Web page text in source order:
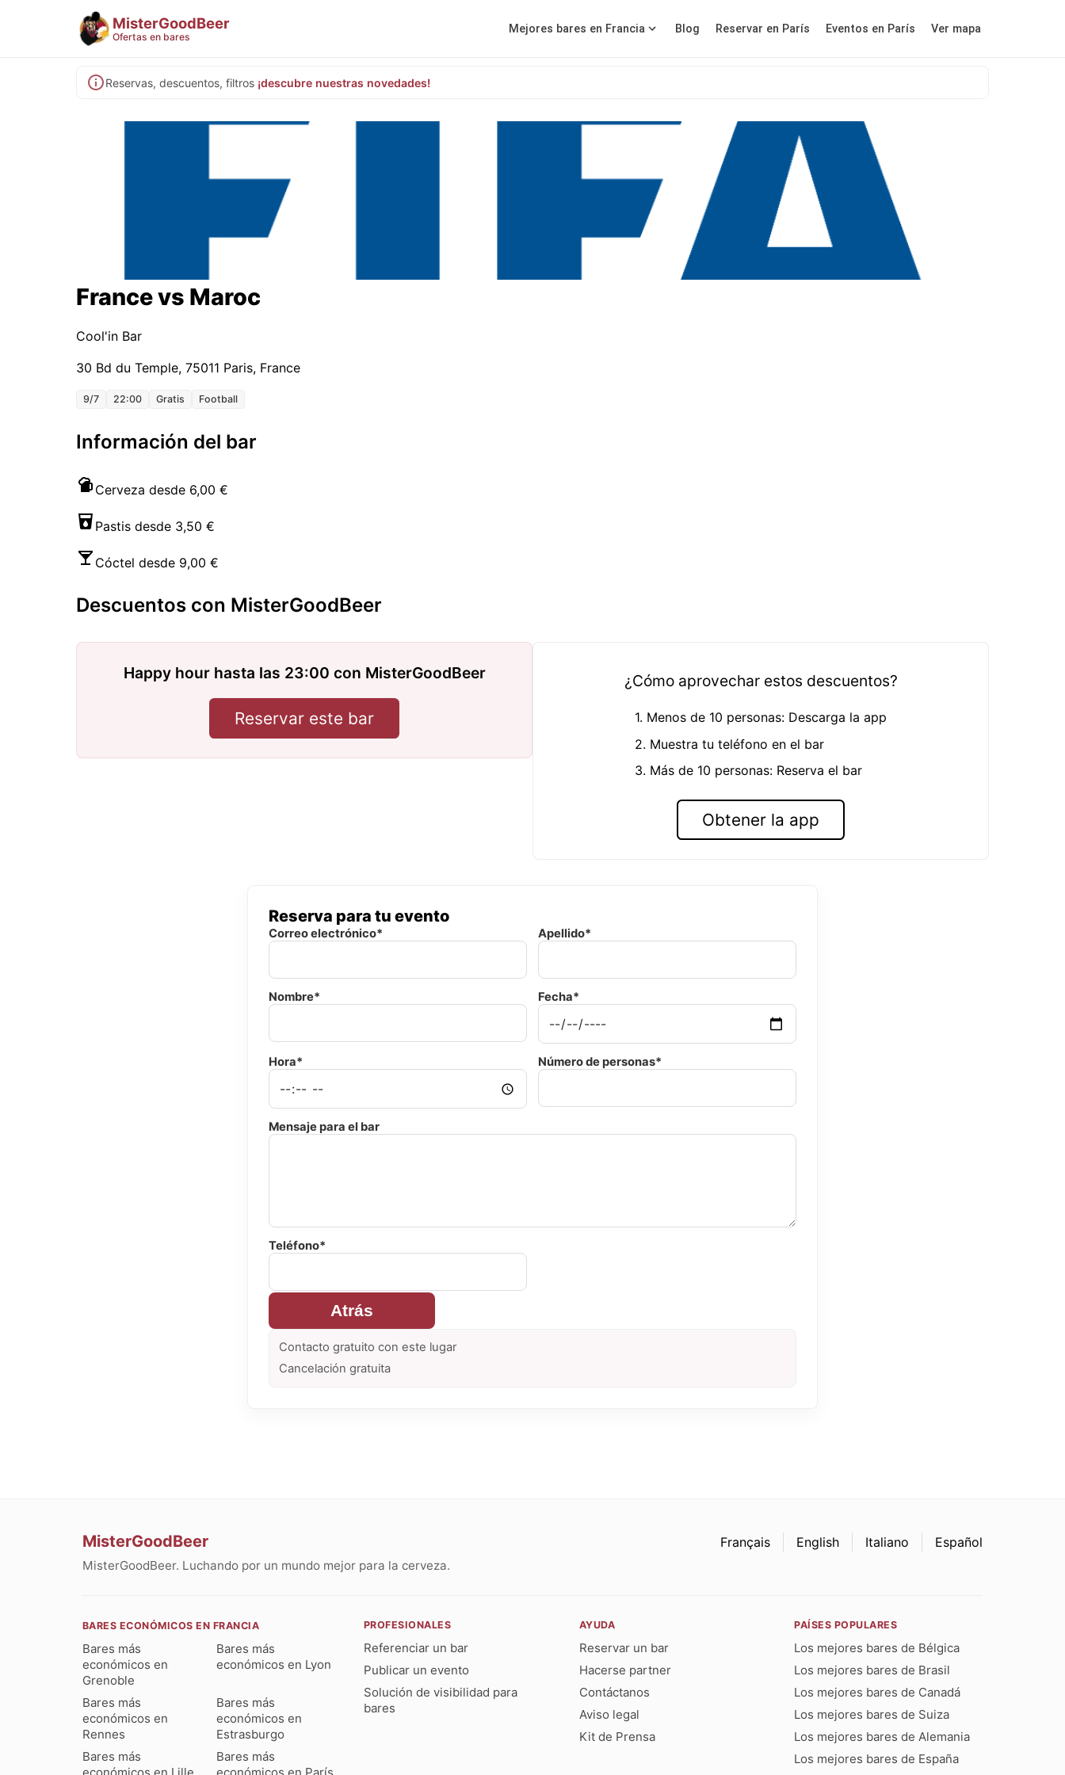
MisterGoodBeer
Ofertas en bares
Mejores bares en Francia Blog Reservar en París Eventos en París Ver mapa
Reservas, descuentos, filtros ¡descubre nuestras novedades!
France vs Maroc
Cool'in Bar
30 Bd du Temple, 75011 Paris, France
9/7 22:00 Gratis Football
Información del bar
Cerveza desde 6,00 €
Pastis desde 3,50 €
Cóctel desde 9,00 €
Descuentos con MisterGoodBeer
Happy hour hasta las 23:00 con MisterGoodBeer
Reservar este bar
¿Cómo aprovechar estos descuentos?
1. Menos de 10 personas: Descarga la app
2. Muestra tu teléfono en el bar
3. Más de 10 personas: Reserva el bar
Obtener la app
Reserva para tu evento
Correo electrónico* Apellido*
Nombre* Fecha*
Hora* Número de personas*
Mensaje para el bar
Teléfono*
Atrás
Contacto gratuito con este lugar
Cancelación gratuita
MisterGoodBeer
MisterGoodBeer. Luchando por un mundo mejor para la cerveza.
Français English Italiano Español
BARES ECONÓMICOS EN FRANCIA
Bares más
económicos en
Grenoble
Bares más
económicos en Lyon
Bares más
económicos en
Rennes
Bares más
económicos en
Estrasburgo
Bares más
Bares más
PROFESIONALES
Referenciar un bar
Publicar un evento
Solución de visibilidad para
bares
AYUDA
Reservar un bar
Hacerse partner
Contáctanos
Aviso legal
Kit de Prensa
PAÍSES POPULARES
Los mejores bares de Bélgica
Los mejores bares de Brasil
Los mejores bares de Canadá
Los mejores bares de Suiza
Los mejores bares de Alemania
Los mejores bares de España